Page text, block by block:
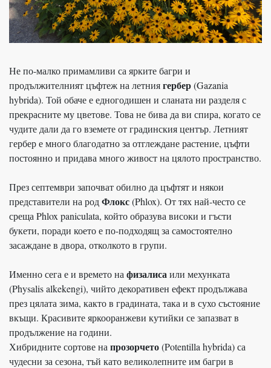
Не по-малко примамливи са ярките багри и
продължителният цъфтеж на летниягербер(Gazania
hybrida). Той обаче е едногодишен и сланата ни разделя с
прекрасните му цветове. Това не бива да ви спира, когато се
чудите дали да го вземете от градинския център. Летният
гербер е много благодатно за отглеждане растение, цъфти
постоянно и придава много живост на цялото пространство.
През септември започват обилно да цъфтят и някои
представители на родФлокс(Phlox). От тях най-често се
среща Phlox paniculata, който образува високи и гъсти
букети, поради което е по-подходящ за самостоятелно
засаждане в двора, отколкото в групи.
Именно сега е и времето нафизалисаили мехунката
(Physalis alkekengi), чийто декоративен ефект продължава
през цялата зима, както в градината, така и в сухо състояние
вкъщи. Красивите яркооранжеви кутийки се запазват в
продължение на години.
Хибридните сортове напрозорчето(Potentilla hybrida) са
чудесни за сезона, тъй като великолепните им багри в